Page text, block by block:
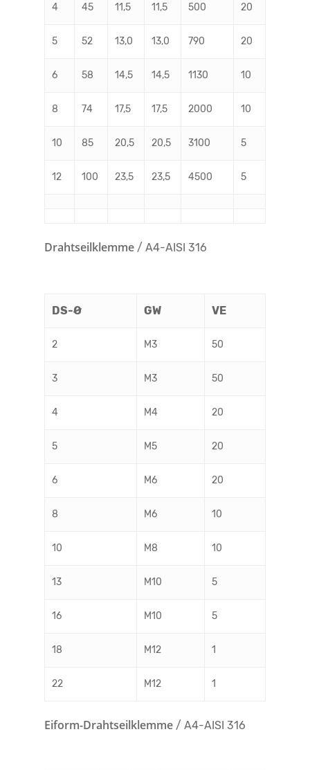
4 45 11,5 11,5 500 20
5 52 13,0 13,0 790 20
6 58 14,5 14,5 1130 10
8 74 17,5 17,5 2000 10
10 85 20,5 20,5 3100 5
12 100 23,5 23,5 4500 5
Drahtseilklemme / A4-AISI 316
DS-Ø GW VE
2 M3 50
3 M3 50
4 M4 20
5 M5 20
6 M6 20
8 M6 10
10 M8 10
13 M10 5
16 M10 5
18 M12 1
22 M12 1
Eiform-Drahtseilklemme / A4-AISI 316